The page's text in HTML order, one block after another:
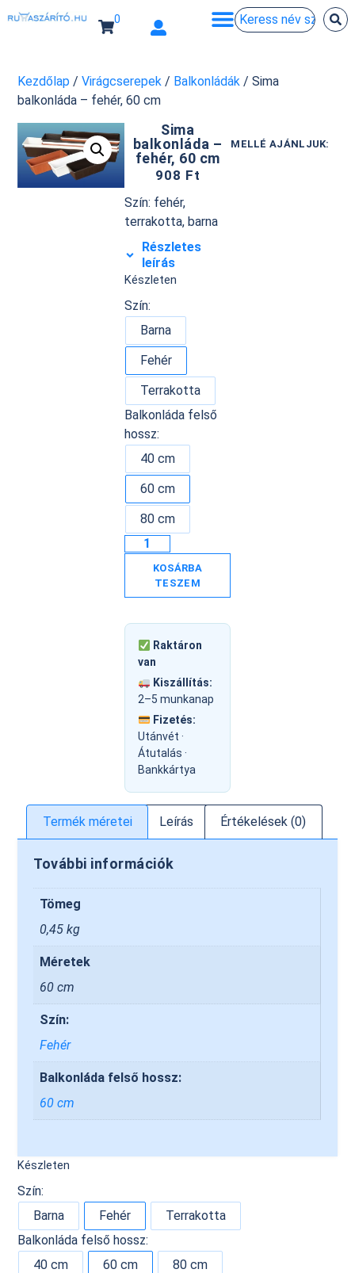
0
Kezdőlap /Virágcserepek / Balkonládák / Sima
balkonláda – fehér, 60 cm
Sima
balkonláda –
fehér, 60 cm
908 Ft
Szín: fehér,
terrakotta, barna
Részletes
leírás
Készleten
Szín:
Barna
Fehér
Terrakotta
Balkonláda felső
hossz:
40 cm
60 cm
80 cm
KOSÁRBA
TESZEM
Raktáron
van
Kiszállítás:
2–5 munkanap
Fizetés:
Utánvét ·
Átutalás ·
Bankkártya
MELLÉ AJÁNLJUK:
Termék méretei Leírás Értékelések (0)
További információk
Tömeg
0,45 kg
Méretek
60 cm
Szín:
Fehér
Balkonláda felső hossz:
60 cm
Készleten
Szín:
Barna
Fehér
Terrakotta
Balkonláda felső hossz:
40 cm
60 cm 80 cm